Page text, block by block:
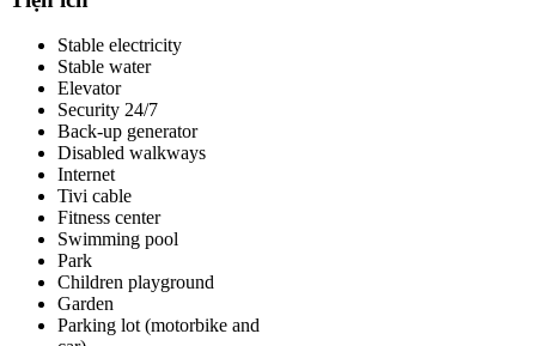
Stable electricity
Stable water
Elevator
Security 24/7
Back-up generator
Disabled walkways
Internet
Tivi cable
Fitness center
Swimming pool
Park
Children playground
Garden
Parking lot (motorbike and